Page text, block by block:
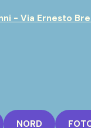
- Via Ernesto
NORD